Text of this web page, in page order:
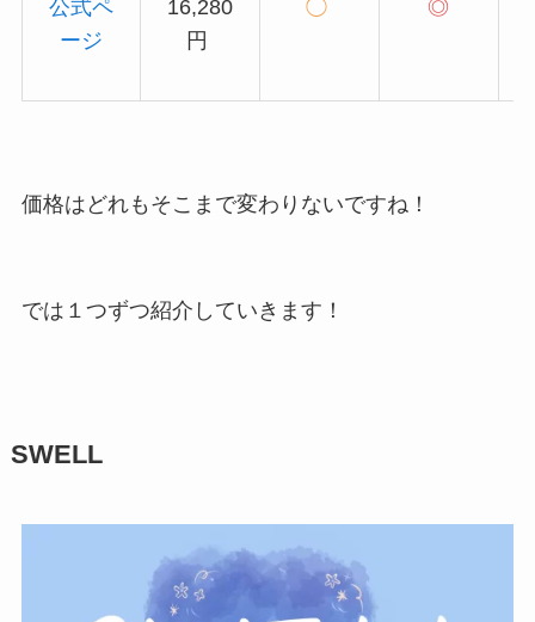
公式ペ
ージ
16,280
円
◯ ◎
価格はどれもそこまで変わりないですね！
では１つずつ紹介していきます！
SWELL